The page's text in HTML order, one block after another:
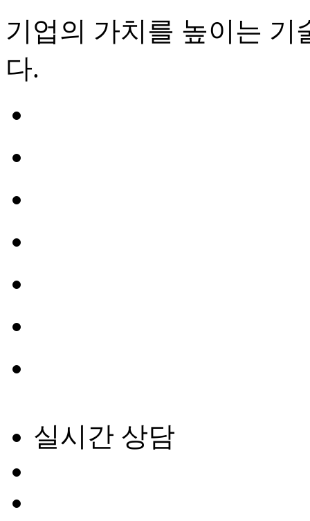
기업의 가치를 높이는
다.
실시간 상담